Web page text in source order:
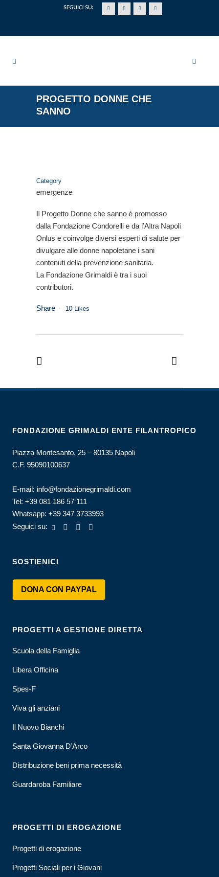
SEGUICI SU:
PROGETTO DONNE CHE
SANNO
Category
emergenze
Il Progetto Donne che sanno è promosso
dalla Fondazione Condorelli e da l’Altra Napoli
Onlus e coinvolge diversi esperti di salute per
divulgare alle donne napoletane i sani
contenuti della prevenzione sanitaria.
La Fondazione Grimaldi è tra i suoi
contributori.
Share 10 Likes
FONDAZIONE GRIMALDI ENTE FILANTROPICO
Piazza Montesanto, 25 – 80135 Napoli
C.F. 95090100637
E-mail: info@fondazionegrimaldi.com
Tel: +39 081 186 57 111
Whatsapp: +39 347 3733993
Seguici su:
SOSTIENICI
DONA CON PAYPAL
PROGETTI A GESTIONE DIRETTA
Scuola della Famiglia
Libera Officina
Spes-F
Viva gli anziani
Il Nuovo Bianchi
Santa Giovanna D’Arco
Distribuzione beni prima necessità
Guardaroba Familiare
PROGETTI DI EROGAZIONE
Progetti di erogazione
Progetti Sociali per i Giovani